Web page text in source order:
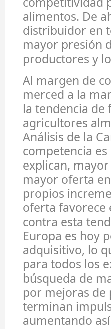
alimentos. De
distribuidor en
mayor presión
productores y
Al margen de
merced a la
la tendencia
agricultores
Análisis de la
competencia
explican,
mayor oferta
propios
oferta favorece
contra esta
Europa es hoy
adquisitivo, lo
para todos los
búsqueda de
por mejoras
terminan
aumentando